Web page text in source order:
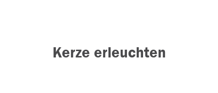
Kerze erleuchten